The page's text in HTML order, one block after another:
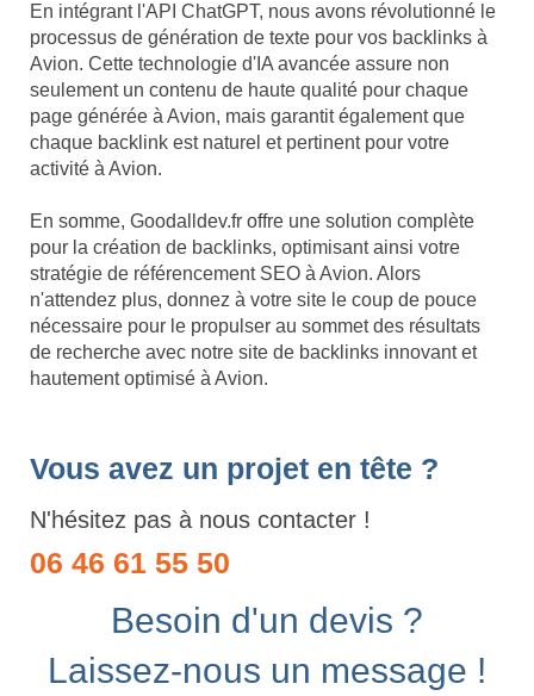
En intégrant l'API ChatGPT, nous avons révolutionné le
processus de génération de texte pour vos backlinks à
Avion. Cette technologie d'IA avancée assure non
seulement un contenu de haute qualité pour chaque
page générée à Avion, mais garantit également que
chaque backlink est naturel et pertinent pour votre
activité à Avion.
En somme, Goodalldev.fr offre une solution complète
pour la création de backlinks, optimisant ainsi votre
stratégie de référencement SEO à Avion. Alors
n'attendez plus, donnez à votre site le coup de pouce
nécessaire pour le propulser au sommet des résultats
de recherche avec notre site de backlinks innovant et
hautement optimisé à Avion.
Vous avez un projet en tête ?
N'hésitez pas à nous contacter !
06 46 61 55 50
Besoin d'un devis ?
Laissez-nous un message !